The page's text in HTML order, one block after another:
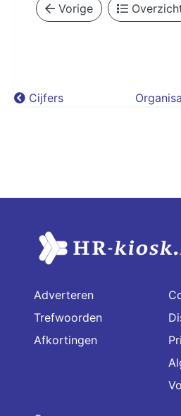
Vorige
Cijfers
Adverteren
Trefwoorden
Afkortingen